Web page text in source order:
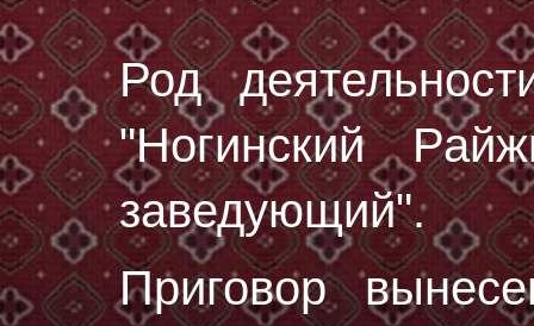
Род
"Ногинский
заведующий".
Приговор